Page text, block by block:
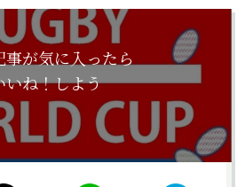
事が気に入ったら
いね！しよう